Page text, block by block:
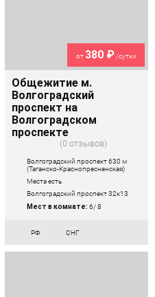
от 380 ₽/сутки
Общежитие м.
Волгоградский
проспект на
Волгоградском
проспекте
0 отзывов
Волгоградский проспект 630 м
(Таганско-Краснопресненская)
Места есть
Волгоградский проспект 32к13
Мест в комнате: 6/ 8
РФ СНГ